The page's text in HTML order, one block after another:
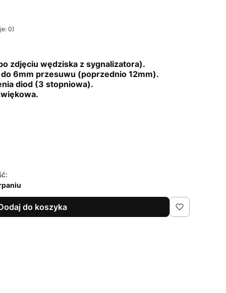
0)
zdjęciu wędziska z sygnalizatora).
do 6mm przesuwu (poprzednio 12mm).
diod (3 stopniowa).
do koszyka